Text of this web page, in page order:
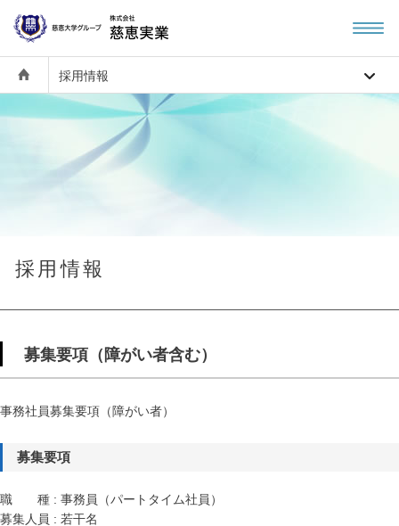
採用情報
採用情報
募集要項（障がい者含む）
事務社員募集要項（障がい者）
募集要項
職 種 : 事務員（パートタイム社員）
募集人員 : 若干名